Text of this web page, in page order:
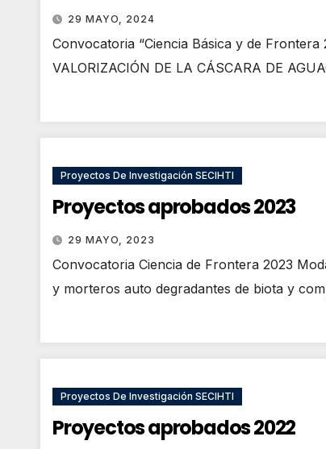
29 MAYO, 2024
Convocatoria “Ciencia Básica y de
VALORIZACIÓN DE LA CÁSCARA DE
Proyectos De Investigación SECIHTI
Proyectos aprobados 2023
29 MAYO, 2023
Convocatoria Ciencia de Frontera 2023
y morteros auto degradantes de biota y
Proyectos De Investigación SECIHTI
Proyectos aprobados 2022